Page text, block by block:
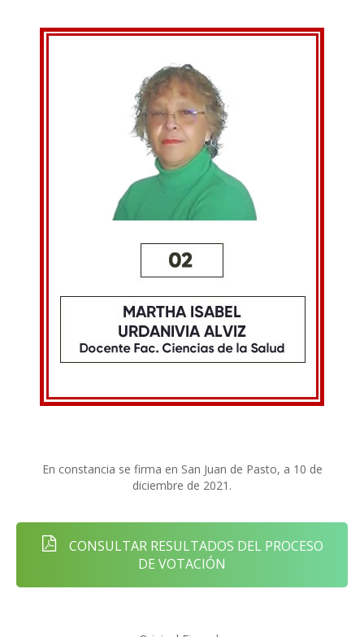
En constancia se firma en San Juan de Pasto, a 10 de
diciembre de 2021.
CONSULTAR RESULTADOS DEL PROCESO
DE VOTACIÓN